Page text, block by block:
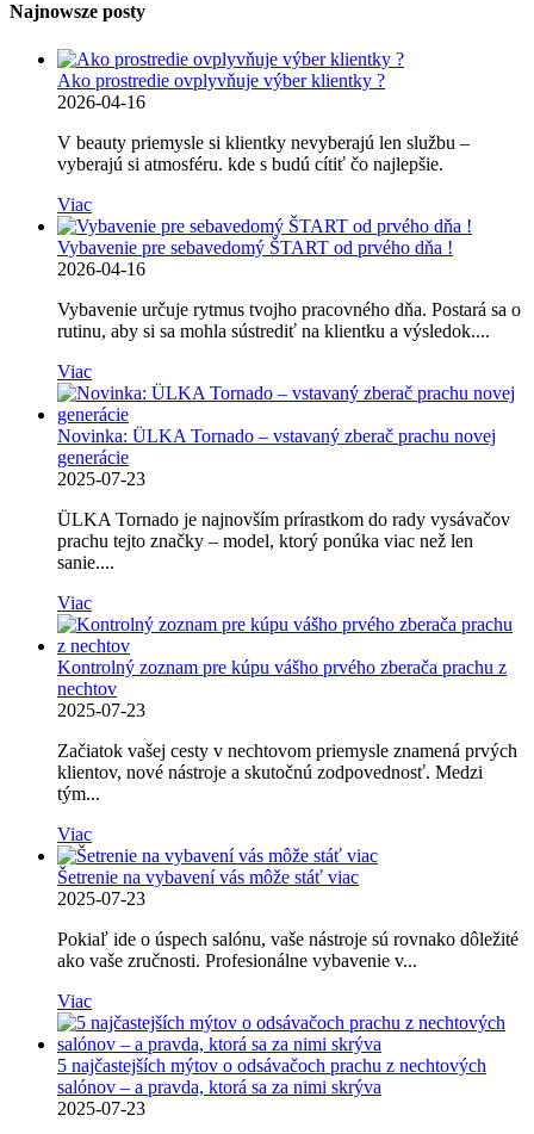
Najnowsze posty
Ako prostredie ovplyvňuje výber klientky ?
2026-04-16
V beauty priemysle si klientky nevyberajú len službu –
vyberajú si atmosféru. kde s budú cítiť čo najlepšie.
Viac
Vybavenie pre sebavedomý ŠTART od prvého dňa !
2026-04-16
Vybavenie určuje rytmus tvojho pracovného dňa. Postará sa o
rutinu, aby si sa mohla sústrediť na klientku a výsledok....
Viac
Novinka: ÜLKA Tornado – vstavaný zberač prachu novej
generácie
2025-07-23
ÜLKA Tornado je najnovším prírastkom do rady vysávačov
prachu tejto značky – model, ktorý ponúka viac než len
sanie....
Viac
Kontrolný zoznam pre kúpu vášho prvého zberača prachu z
nechtov
2025-07-23
Začiatok vašej cesty v nechtovom priemysle znamená prvých
klientov, nové nástroje a skutočnú zodpovednosť. Medzi
tým...
Viac
Šetrenie na vybavení vás môže stáť viac
2025-07-23
Pokiaľ ide o úspech salónu, vaše nástroje sú rovnako dôležité
ako vaše zručnosti. Profesionálne vybavenie v...
Viac
5 najčastejších mýtov o odsávačoch prachu z nechtových
salónov – a pravda, ktorá sa za nimi skrýva
2025-07-23